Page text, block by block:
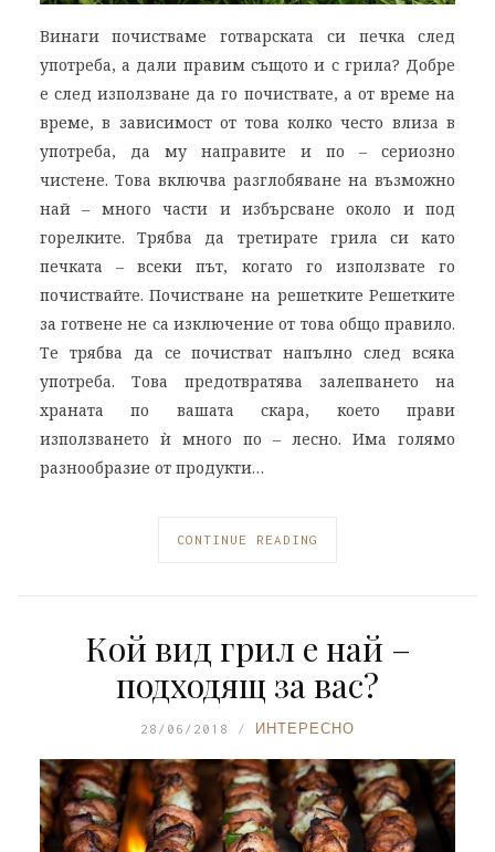
Винаги почистваме готварската си печка след
употреба, а дали правим същото и с грила? Добре
е след използване да го почиствате, а от време на
време, в зависимост от това колко често влиза в
употреба, да му направите и по – сериозно
чистене. Това включва разглобяване на възможно
най – много части и избърсване около и под
горелките. Трябва да третирате грила си като
печката – всеки път, когато го използвате го
почиствайте. Почистване на решетките Решетките
за готвене не са изключение от това общо правило.
Те трябва да се почистват напълно след всяка
употреба. Това предотвратява залепването на
храната по вашата скара, което прави
използването ѝ много по – лесно. Има голямо
разнообразие от продукти…
CONTINUE READING
Кой вид грил е най –
подходящ за вас?
28/06/2018 ИНТЕРЕСНО